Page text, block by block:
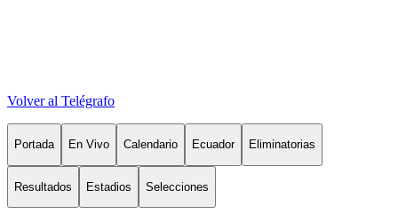
Volver al Telégrafo
Portada En Vivo Calendario Ecuador Eliminatorias
Resultados Estadios Selecciones